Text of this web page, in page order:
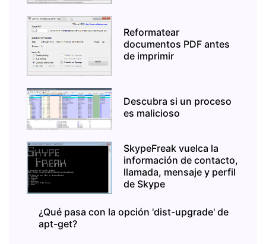
Reformatear
documentos PDF antes
de imprimir
Descubra si un proceso
es malicioso
SkypeFreak vuelca la
información de contacto,
llamada, mensaje y perfil
de Skype
¿Qué pasa con la opción 'dist-upgrade' de
apt-get?